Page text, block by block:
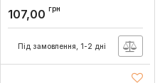
чорний графіт BINERA,
Videx
107,00 грн
Під замовлення, 1-2 дні